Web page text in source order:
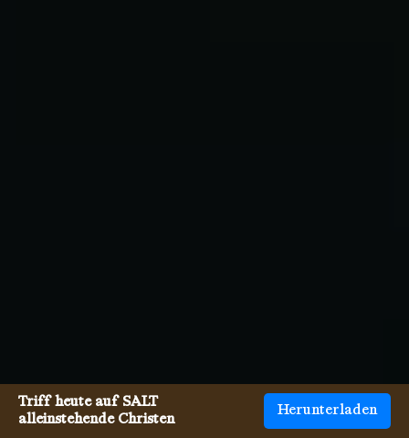
Triff heute auf SALT
alleinstehende Christen
Herunterladen